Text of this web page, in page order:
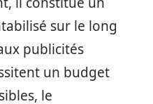
sur le long
publicités
un budget
le